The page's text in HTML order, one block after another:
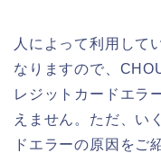
人によって利用して
なりますので、
レジットカードエラ
えません。ただ、い
ドエラーの原因をご